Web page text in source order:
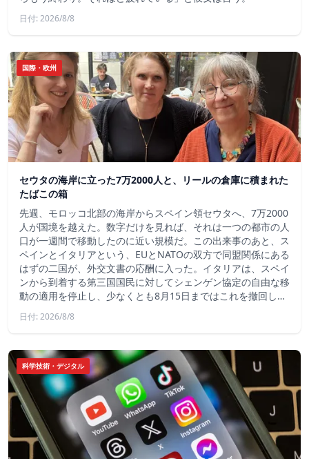
日付: 2026/8/8
国際・欧州
セウタの海岸に立った7万2000人と、リールの倉庫に積まれた
たばこの箱
先週、モロッコ北部の海岸からスペイン領セウタへ、7万2000
人が国境を越えた。数字だけを見れば、それは一つの都市の人
口が一週間で移動したのに近い規模だ。この出来事のあと、ス
ペインとイタリアという、EUとNATOの双方で同盟関係にある
はずの二国が、外交文書の応酬に入った。イタリアは、スペイ
ンから到着する第三国国民に対してシェンゲン協定の自由な移
動の適用を停止し、少なくとも8月15日まではこれを撤回し…
日付: 2026/8/8
科学技術・デジタル